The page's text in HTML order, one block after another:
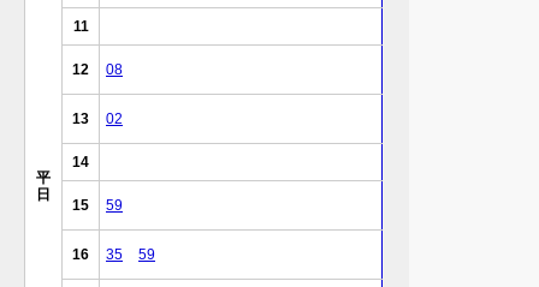
平
日
11
12 08
13 02
14
15 59
16 35 59